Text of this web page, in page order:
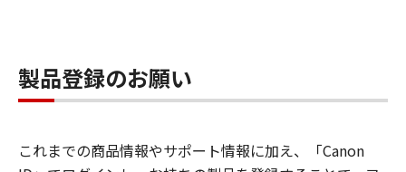
製品登録のお願い
これまでの商品情報やサポート情報に加え、「Canon